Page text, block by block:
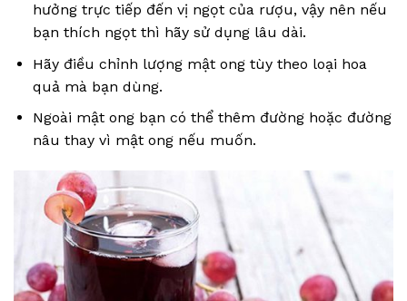
hưởng trực tiếp đến vị ngọt của rượu, vậy nên nếu
bạn thích ngọt thì hãy sử dụng lâu dài.
Hãy điều chỉnh lượng mật ong tùy theo loại hoa
quả mà bạn dùng.
Ngoài mật ong bạn có thể thêm đường hoặc đường
nâu thay vì mật ong nếu muốn.